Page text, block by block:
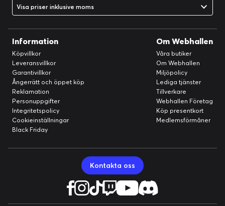
Visa priser inklusive moms
Information
Köpvillkor
Leveransvillkor
Garantivillkor
Ångerrätt och öppet köp
Reklamation
Personuppgifter
Integritetspolicy
Cookieinställningar
Black Friday
Om Webhallen
Våra butiker
Om Webhallen
Miljöpolicy
Lediga tjänster
Tillverkare
Webhallen Företag
Köp presentkort
Medlemsförmåner
Kontakta oss